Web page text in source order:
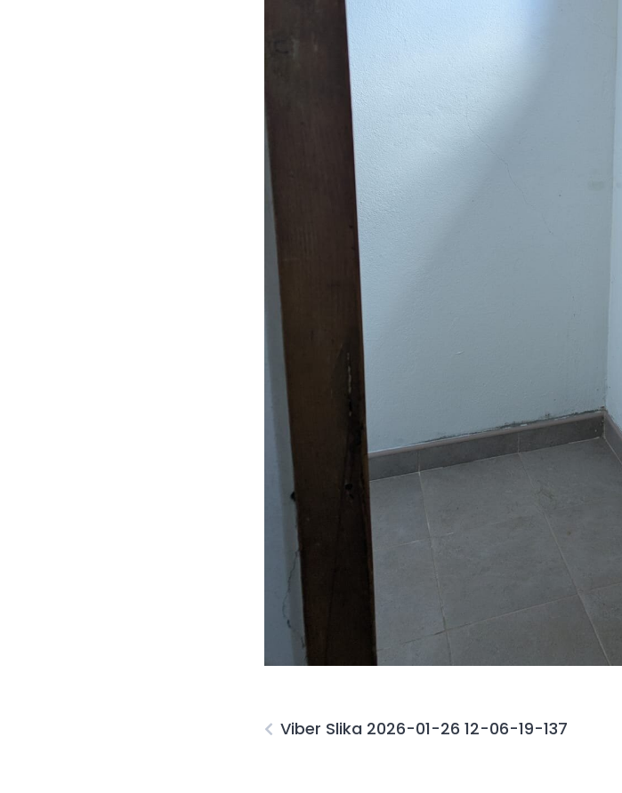
Viber Slika 2026-01-26 12-06-19-137